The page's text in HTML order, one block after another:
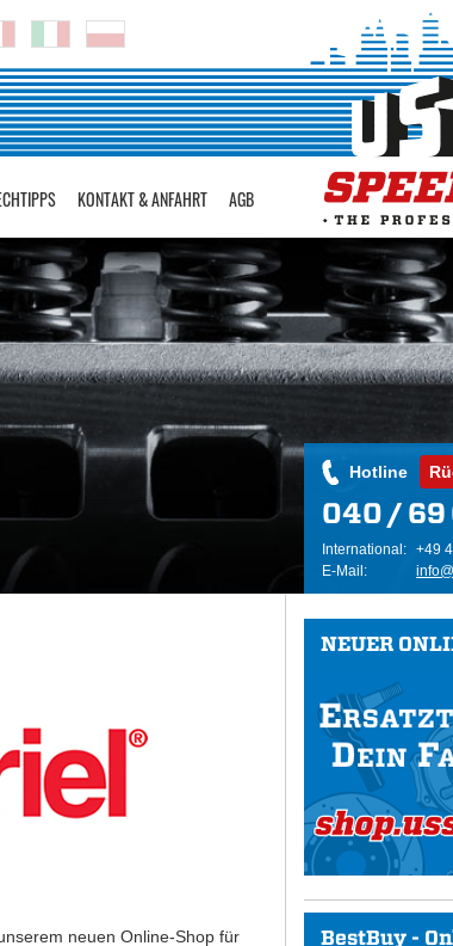
KONTAKT & ANFAHRT AGB
Hotline
040 / 69
International: +49
E-Mail:
neuen Online-Shop für
NEUER
BestBuy -